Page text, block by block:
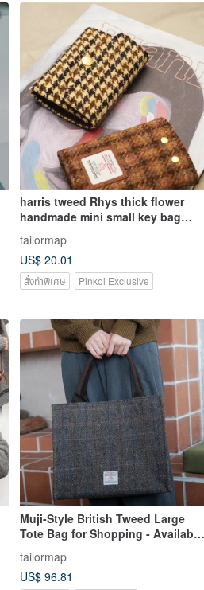
harris tweed Rhys thick flower
handmade mini small key bag
multi-functional portable card bag
key chain
tailormap
US$ 20.01
สั่งทำพิเศษ Pinkoi Exclusive
Muji-Style British Tweed Large
Tote Bag for Shopping - Available
in Large, Medium size, and Small
with Multiple Color Options
tailormap
US$ 96.81